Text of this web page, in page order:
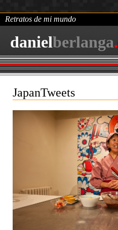
danielberlanga.
Retratos de mi mundo
JapanTweets